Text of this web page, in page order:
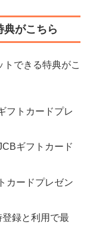
典がこちら
できる特典がこ
フトカードプレ
ギフトカード
カードプレゼン
録と利用で最